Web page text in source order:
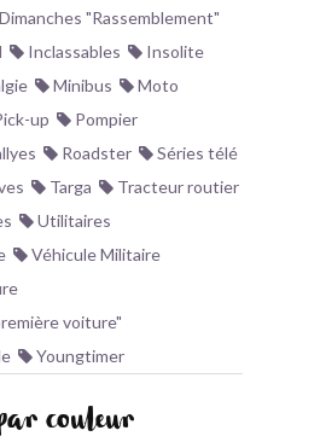
Dimanches "Rassemblement"
Inclassables
Insolite
Minibus
Moto
up
Pompier
Roadster
Séries télé
Targa
Tracteur routier
Utilitaires
Véhicule Militaire
voiture"
Youngtimer
couleur